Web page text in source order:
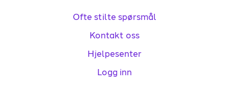
Ofte stilte spørsmål
Kontakt oss
Hjelpesenter
Logg inn